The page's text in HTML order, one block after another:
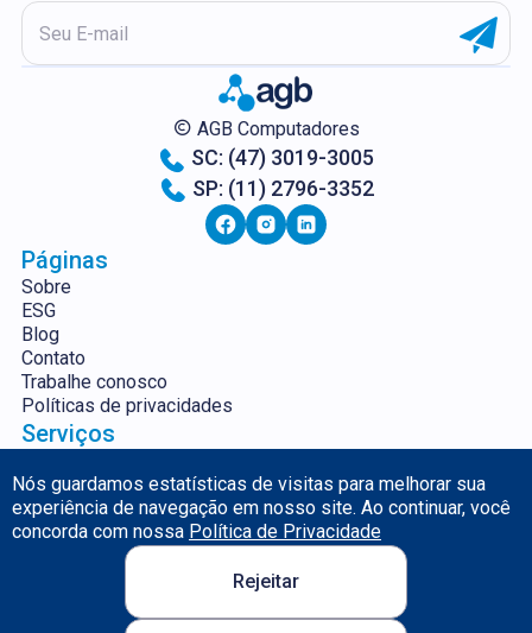
AGB Computadores
SC: (47) 3019-3005
SP: (11) 2796-3352
Páginas
Sobre
ESG
Blog
Contato
Trabalhe conosco
Políticas de privacidades
Serviços
Aluguel e Venda de
Equipamentos
Gestão de TI
Emails Corporativos
Cloud Computing
Informação
Backup em Nuvem
Monitoramento Plus
Wi-Fi Corporativo
POWER BI: Indicadores
Nós guardamos estatísticas de visitas para melhorar sua
experiência de navegação em nosso site. Ao continuar, você
concorda com nossa Política de Privacidade
Rejeitar